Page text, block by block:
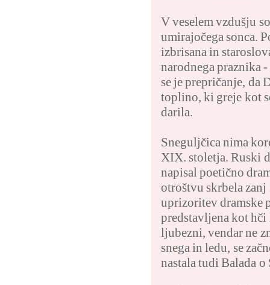
V veselem vzdušju
umirajočega sonca.
izbrisana in
narodnega praznika
se je prepričanje, da
toplino, ki greje kot
darila.
Sneguljčica nima
XIX. stoletja. Ruski
napisal poetično
otroštvu skrbela
uprizoritev dramske
predstavljena kot
ljubezni, vendar ne
snega in ledu, se
nastala tudi Balada